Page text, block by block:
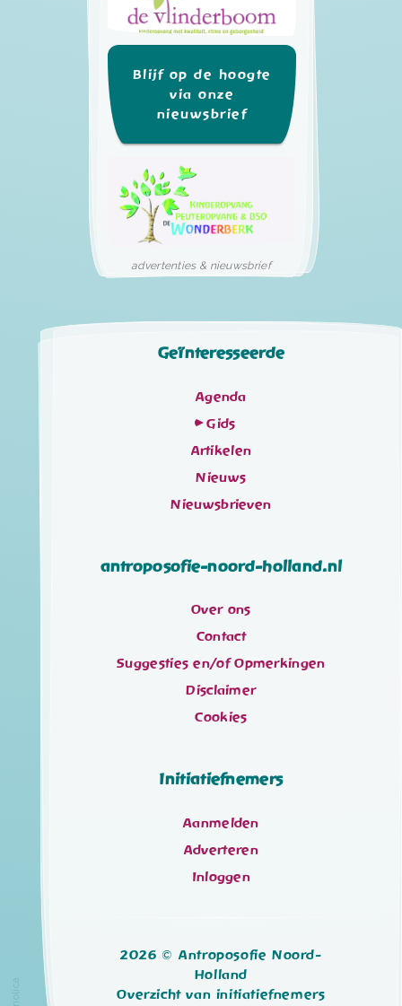
Blijf op de hoogte
via onze
nieuwsbrief
advertenties & nieuwsbrief
Geïnteresseerde
Agenda
Gids
Artikelen
Nieuws
Nieuwsbrieven
antroposofie-noord-holland.nl
Over ons
Contact
Suggesties en/of Opmerkingen
Disclaimer
Cookies
Initiatiefnemers
Aanmelden
Adverteren
Inloggen
2026 © Antroposofie Noord-
Holland
Overzicht van initiatiefnemers